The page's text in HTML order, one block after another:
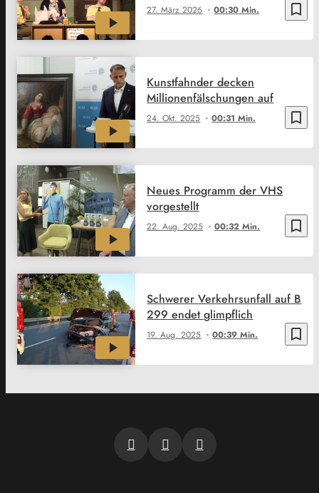
bookmark_border
27. März 2026 00:30 Min.
bookmark_border
24. Okt. 2025 00:31 Min.
Kunstfahnder decken
Millionenfälschungen auf
bookmark_border
22. Aug. 2025 00:32 Min.
Neues Programm der VHS
vorgestellt
bookmark_border
19. Aug. 2025 00:39 Min.
Schwerer Verkehrsunfall auf B
299 endet glimpflich